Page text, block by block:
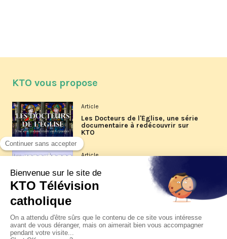
KTO vous propose
Article
Les Docteurs de l'Église, une série
documentaire à redécouvrir sur
KTO
Article
Les reportages d'été 2026 de KTO
La visite pastorale du pape Léon
XIV à Assise à suivre sur KTO le
jeudi 6 août